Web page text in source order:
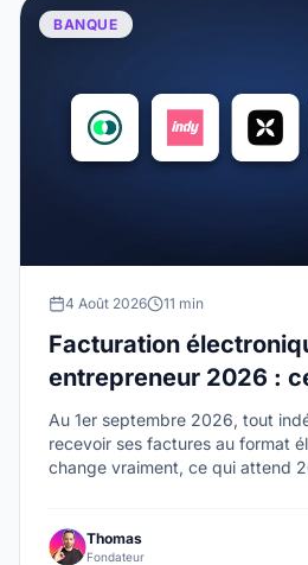
BANQUE
4 Août 2026 11 min
Facturation
entrepreneur 2026 :
obligatoire au 1er
plateforme choisir
Au 1er septembre 2026, tout
recevoir ses factures au format
change vraiment, ce qui attend
Thomas
Fondateur